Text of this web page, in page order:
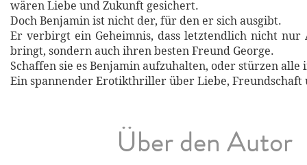
wären Liebe und Zukunft gesichert.
Doch Benjamin ist nicht der, für den er sich ausgibt.
Er verbirgt ein Geheimnis, dass letztendlich nicht nur
bringt, sondern auch ihren besten Freund George.
Schaffen sie es Benjamin aufzuhalten, oder stürzen alle
Ein spannender Erotikthriller über Liebe, Freundschaft
Über den Autor